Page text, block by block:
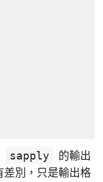
sapply
的輸出
差別，只是輸出格